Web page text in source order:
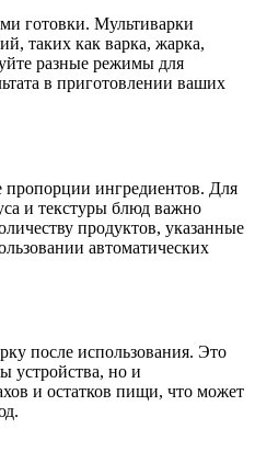
готовки. Мультиварки
таких как варка, жарка,
разные режимы для
в приготовлении ваших
ингредиентов. Для
и текстуры блюд важно
продуктов, указанные
автоматических
после использования. Это
устройства, но и
и остатков пищи, что может